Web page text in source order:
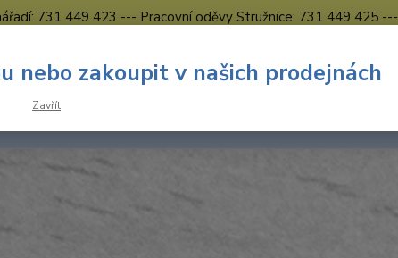
731 449 423 --- Pracovní oděvy Stružnice: 731 449 425 ---
Hledat
Nevíte si rady? Zavolejte.
nebo zakoupit v našich prodejnách
Zavřít